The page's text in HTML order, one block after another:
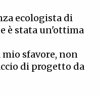
ecologista di
è stata un'ottima
sfavore, non
di progetto da